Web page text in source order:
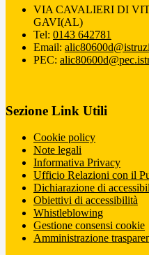
VIA CAVALIERI DI
GAVI(AL)
Tel: 0143 642781
Email:
PEC:
Sezione Link Utili
Cookie policy
Note legali
Informativa Privacy
Ufficio Relazioni con il
Dichiarazione di
Obiettivi di accessibilità
Whistleblowing
Gestione consensi cookie
Amministrazione